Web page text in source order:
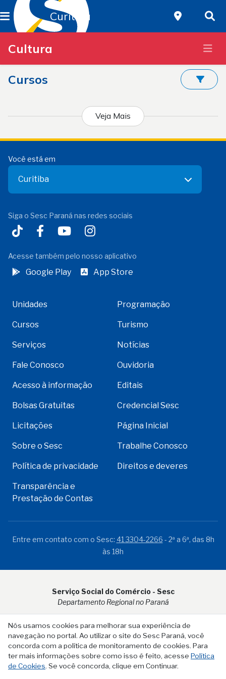
Nós usamos cookies para melhorar sua experiência de
navegação no portal. Ao utilizar o site do Sesc Paraná, você
concorda com a política de monitoramento de cookies. Para
ter mais informações sobre como isso é feito, acesse Política
de Cookies. Se você concorda, clique em Continuar.
Curitiba
Cultura
Cursos
Veja Mais
Você está em
Curitiba
Siga o Sesc Paraná nas redes sociais
Acesse também pelo nosso aplicativo
Google Play App Store
Unidades Programação
Cursos Turismo
Serviços Notícias
Fale Conosco Ouvidoria
Acesso à informação Editais
Bolsas Gratuitas Credencial Sesc
Licitações Página Inicial
Sobre o Sesc Trabalhe Conosco
Política de privacidade Direitos e deveres
Transparência e
Prestação de Contas
Entre em contato com o Sesc: 41 3304-2266 - 2ª a 6ª, das 8h
às 18h
Serviço Social do Comércio - Sesc
Departamento Regional no Paraná
Rua Visconde do Rio Branco, 931 - CEP 80.410-001 - Curitiba -
PR